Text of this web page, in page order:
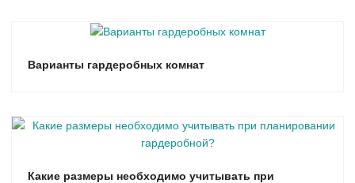
Варианты гардеробных комнат
Какие размеры необходимо учитывать при